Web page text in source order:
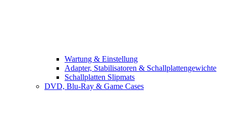
Wartung & Einstellung
Adapter, Stabilisatoren & Schallplattengewichte
Schallplatten Slipmats
DVD, Blu-Ray & Game Cases